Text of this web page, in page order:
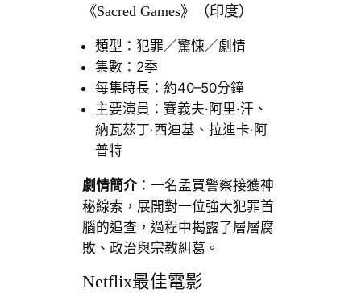
《Sacred Games》（印度）
類型：犯罪／驚悚／劇情
集數：2季
每集時長：約40–50分鐘
主要演員：賽義夫·阿里·汗、
納瓦茲丁·西迪基、拉迪卡·阿
普特
劇情簡介：一名孟買警察接獲神
秘線索，展開對一位強大犯罪首
腦的追查，過程中揭露了層層腐
敗、政治與宗教糾葛。
Netflix最佳電影